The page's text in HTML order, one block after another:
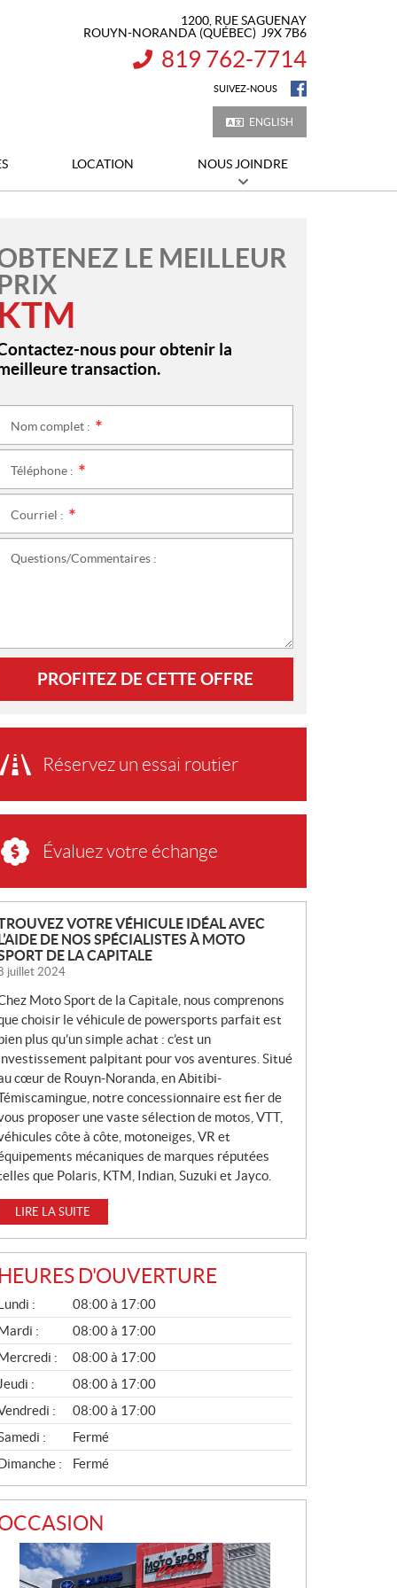
1200, RUE SAGUENAY
ROUYN-NORANDA (QUÉBEC) J9X 7B6
INFORMATION :
819 762-7714
SUIVEZ-NOUS
ENGLISH
LOCATION NOUS JOINDRE
LE MEILLEUR
KTM
nous pour obtenir la
transaction.
Nom complet :
Téléphone :
Courriel :
Questions/Commentaires :
PROFITEZ DE CETTE OFFRE
Réservez un essai routier
Évaluez votre échange
V
VOTRE VÉHICULE IDÉAL AVEC
DE NOS SPÉCIALISTES À MOTO
DE LA CAPITALE
juillet 2024
Moto Sport de la Capitale, nous comprenons
choisir le véhicule de powersports parfait est
plus qu’un simple achat : c’est un
palpitant pour vos aventures. Situé
cœur de Rouyn-Noranda, en Abitibi-
notre concessionnaire est fier de
proposer une vaste sélection de motos, VTT,
côte à côte, motoneiges, VR et
mécaniques de marques réputées
que Polaris, KTM, Indian, Suzuki et Jayco.
LIRE LA SUITE
HEURES D'OUVERTURE
:
08:00 à 17:00
:
08:00 à 17:00
:
08:00 à 17:00
Jeudi :
08:00 à 17:00
:
08:00 à 17:00
:
Fermé
:
Fermé